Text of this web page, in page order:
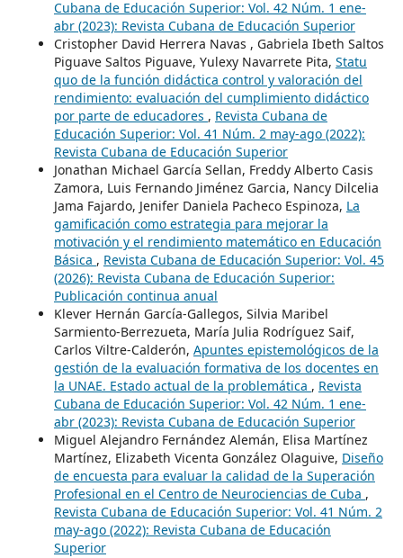
Cubana de Educación Superior: Vol. 42 Núm. 1 ene-
abr (2023): Revista Cubana de Educación Superior
Cristopher David Herrera Navas , Gabriela Ibeth Saltos
Piguave Saltos Piguave, Yulexy Navarrete Pita, Statu
quo de la función didáctica control y valoración del
rendimiento: evaluación del cumplimiento didáctico
por parte de educadores , Revista Cubana de
Educación Superior: Vol. 41 Núm. 2 may-ago (2022):
Revista Cubana de Educación Superior
Jonathan Michael García Sellan, Freddy Alberto Casis
Zamora, Luis Fernando Jiménez Garcia, Nancy Dilcelia
Jama Fajardo, Jenifer Daniela Pacheco Espinoza, La
gamificación como estrategia para mejorar la
motivación y el rendimiento matemático en Educación
Básica , Revista Cubana de Educación Superior: Vol. 45
(2026): Revista Cubana de Educación Superior:
Publicación continua anual
Klever Hernán García-Gallegos, Silvia Maribel
Sarmiento-Berrezueta, María Julia Rodríguez Saif,
Carlos Viltre-Calderón, Apuntes epistemológicos de la
gestión de la evaluación formativa de los docentes en
la UNAE. Estado actual de la problemática , Revista
Cubana de Educación Superior: Vol. 42 Núm. 1 ene-
abr (2023): Revista Cubana de Educación Superior
Miguel Alejandro Fernández Alemán, Elisa Martínez
Martínez, Elizabeth Vicenta González Olaguive, Diseño
de encuesta para evaluar la calidad de la Superación
Profesional en el Centro de Neurociencias de Cuba ,
Revista Cubana de Educación Superior: Vol. 41 Núm. 2
may-ago (2022): Revista Cubana de Educación
Superior